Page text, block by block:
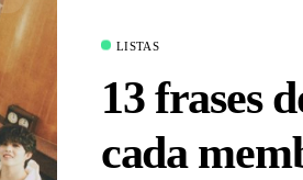
LISTAS
13 frases
cada